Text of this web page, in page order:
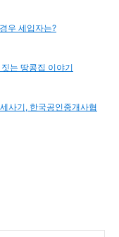
우 세입자는?
는 땅콩집 이야기
사기, 한국공인중개사협